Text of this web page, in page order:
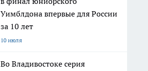
Уимблдона впервые для России
за 10 лет
10 июля
Во Владивостоке серия